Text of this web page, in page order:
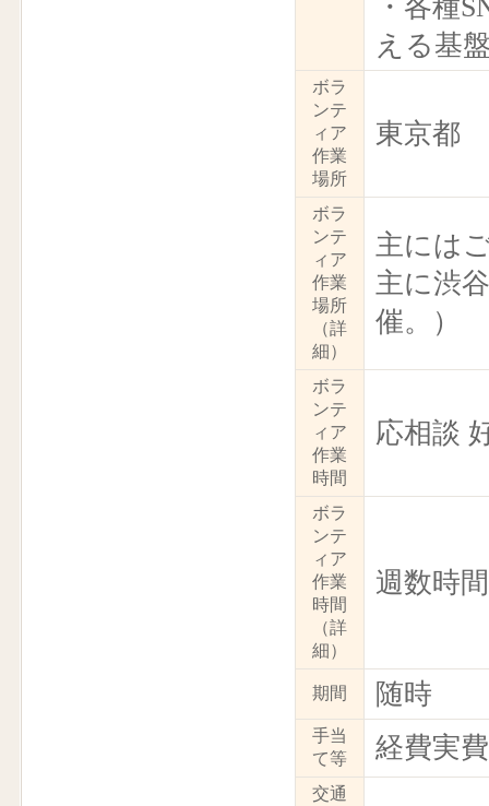
・各種
える基
ボラ
ンテ
ィア
作業
場所
東京都
ボラ
ンテ
ィア
作業
場所
（詳
細）
主には
主に渋
催。）
ボラ
ンテ
ィア
作業
時間
応相談
ボラ
ンテ
ィア
作業
時間
（詳
細）
週数時
期間 随時
手当
て等
経費実
交通